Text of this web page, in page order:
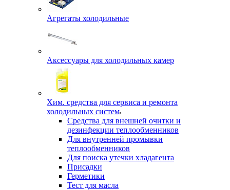
Агрегаты холодильные
Аксессуары для холодильных камер
Хим. средства для сервиса и ремонта
холодильных систем
Средства для внешней очитки и
дезинфекции теплообменников
Для внутренней промывки
теплообменников
Для поиска утечки хладагента
Присадки
Герметики
Тест для масла